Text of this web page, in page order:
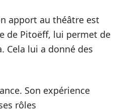
apport au théâtre est
de Pitoëff, lui permet de
Cela lui a donné des
Son expérience
rôles